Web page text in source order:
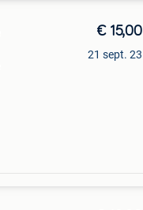
€ 15,00
21 sept. 23